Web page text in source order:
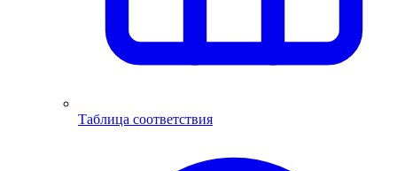
Таблица соответствия